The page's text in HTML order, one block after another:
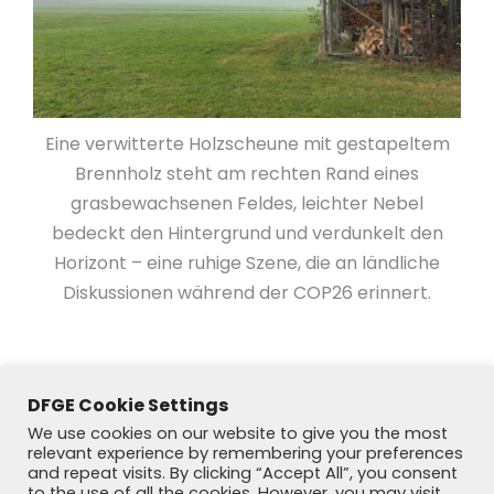
Eine verwitterte Holzscheune mit gestapeltem
Brennholz steht am rechten Rand eines
grasbewachsenen Feldes, leichter Nebel
bedeckt den Hintergrund und verdunkelt den
Horizont – eine ruhige Szene, die an ländliche
Diskussionen während der COP26 erinnert.
DFGE Cookie Settings
We use cookies on our website to give you the most
relevant experience by remembering your preferences
and repeat visits. By clicking “Accept All”, you consent